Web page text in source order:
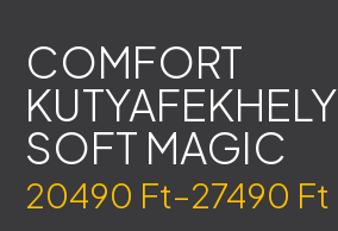
COMFORT
KUTYAFEKHELY
SOFT MAGIC
20490 Ft–27490 Ft